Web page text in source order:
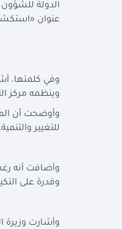
الدولة
عنوان
وفي كلمتها،
وينظمه مركز
وأوضحت أن
للتغيير
وقدرة على
وأشارت وزيرة